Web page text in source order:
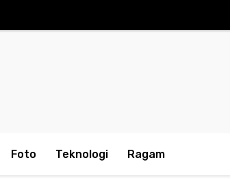
Foto Teknologi Ragam